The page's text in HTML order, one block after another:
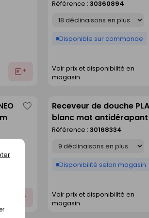
Ajouter
Référence : 30360894
Disponible sur commande
Voir prix et disponibilité en
magasin
Ajouter
Enregistrer
comme
Receveur de douche
blanc mat antidérapant
80 cm
Référence : 30168334
Disponibilité selon magasin
Voir prix et disponibilité en
magasin